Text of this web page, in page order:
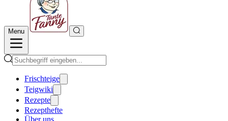
Menu
Frischteige
Teigwiki
Rezepte
Rezepthefte
Über uns